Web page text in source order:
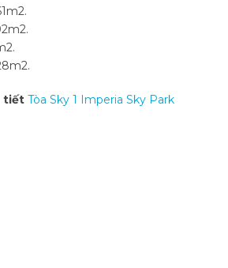
tiết Tòa Sky 1 Imperia Sky Park